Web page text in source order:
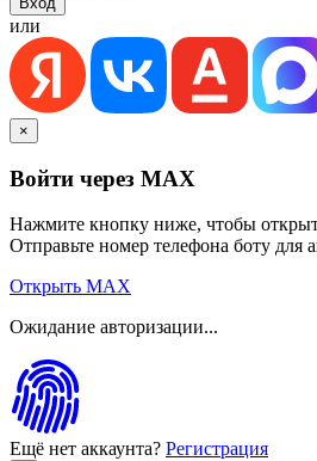
или
×
Войти через MAX
Нажмите кнопку ниже, чтобы
Отправьте номер телефона боту для
Открыть MAX
Ожидание авторизации...
Ещё нет аккаунта? Регистрация